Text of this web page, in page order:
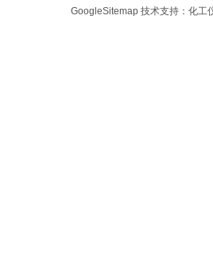
GoogleSitemap技术支持：化工